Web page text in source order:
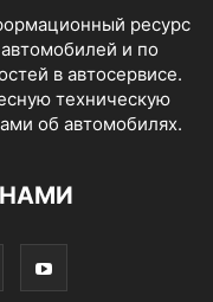
ресурс
и по
в автосервисе.
техническую
об автомобилях.